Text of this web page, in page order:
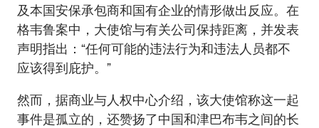
及本国安保承包商和国有企业的情形做出反应。在
格韦鲁案中，大使馆与有关公司保持距离，并发表
声明指出：“任何可能的违法行为和违法人员都不
应该得到庇护。”
然而，据商业与人权中心介绍，该大使馆称这一起
事件是孤立的，还赞扬了中国和津巴布韦之间的长